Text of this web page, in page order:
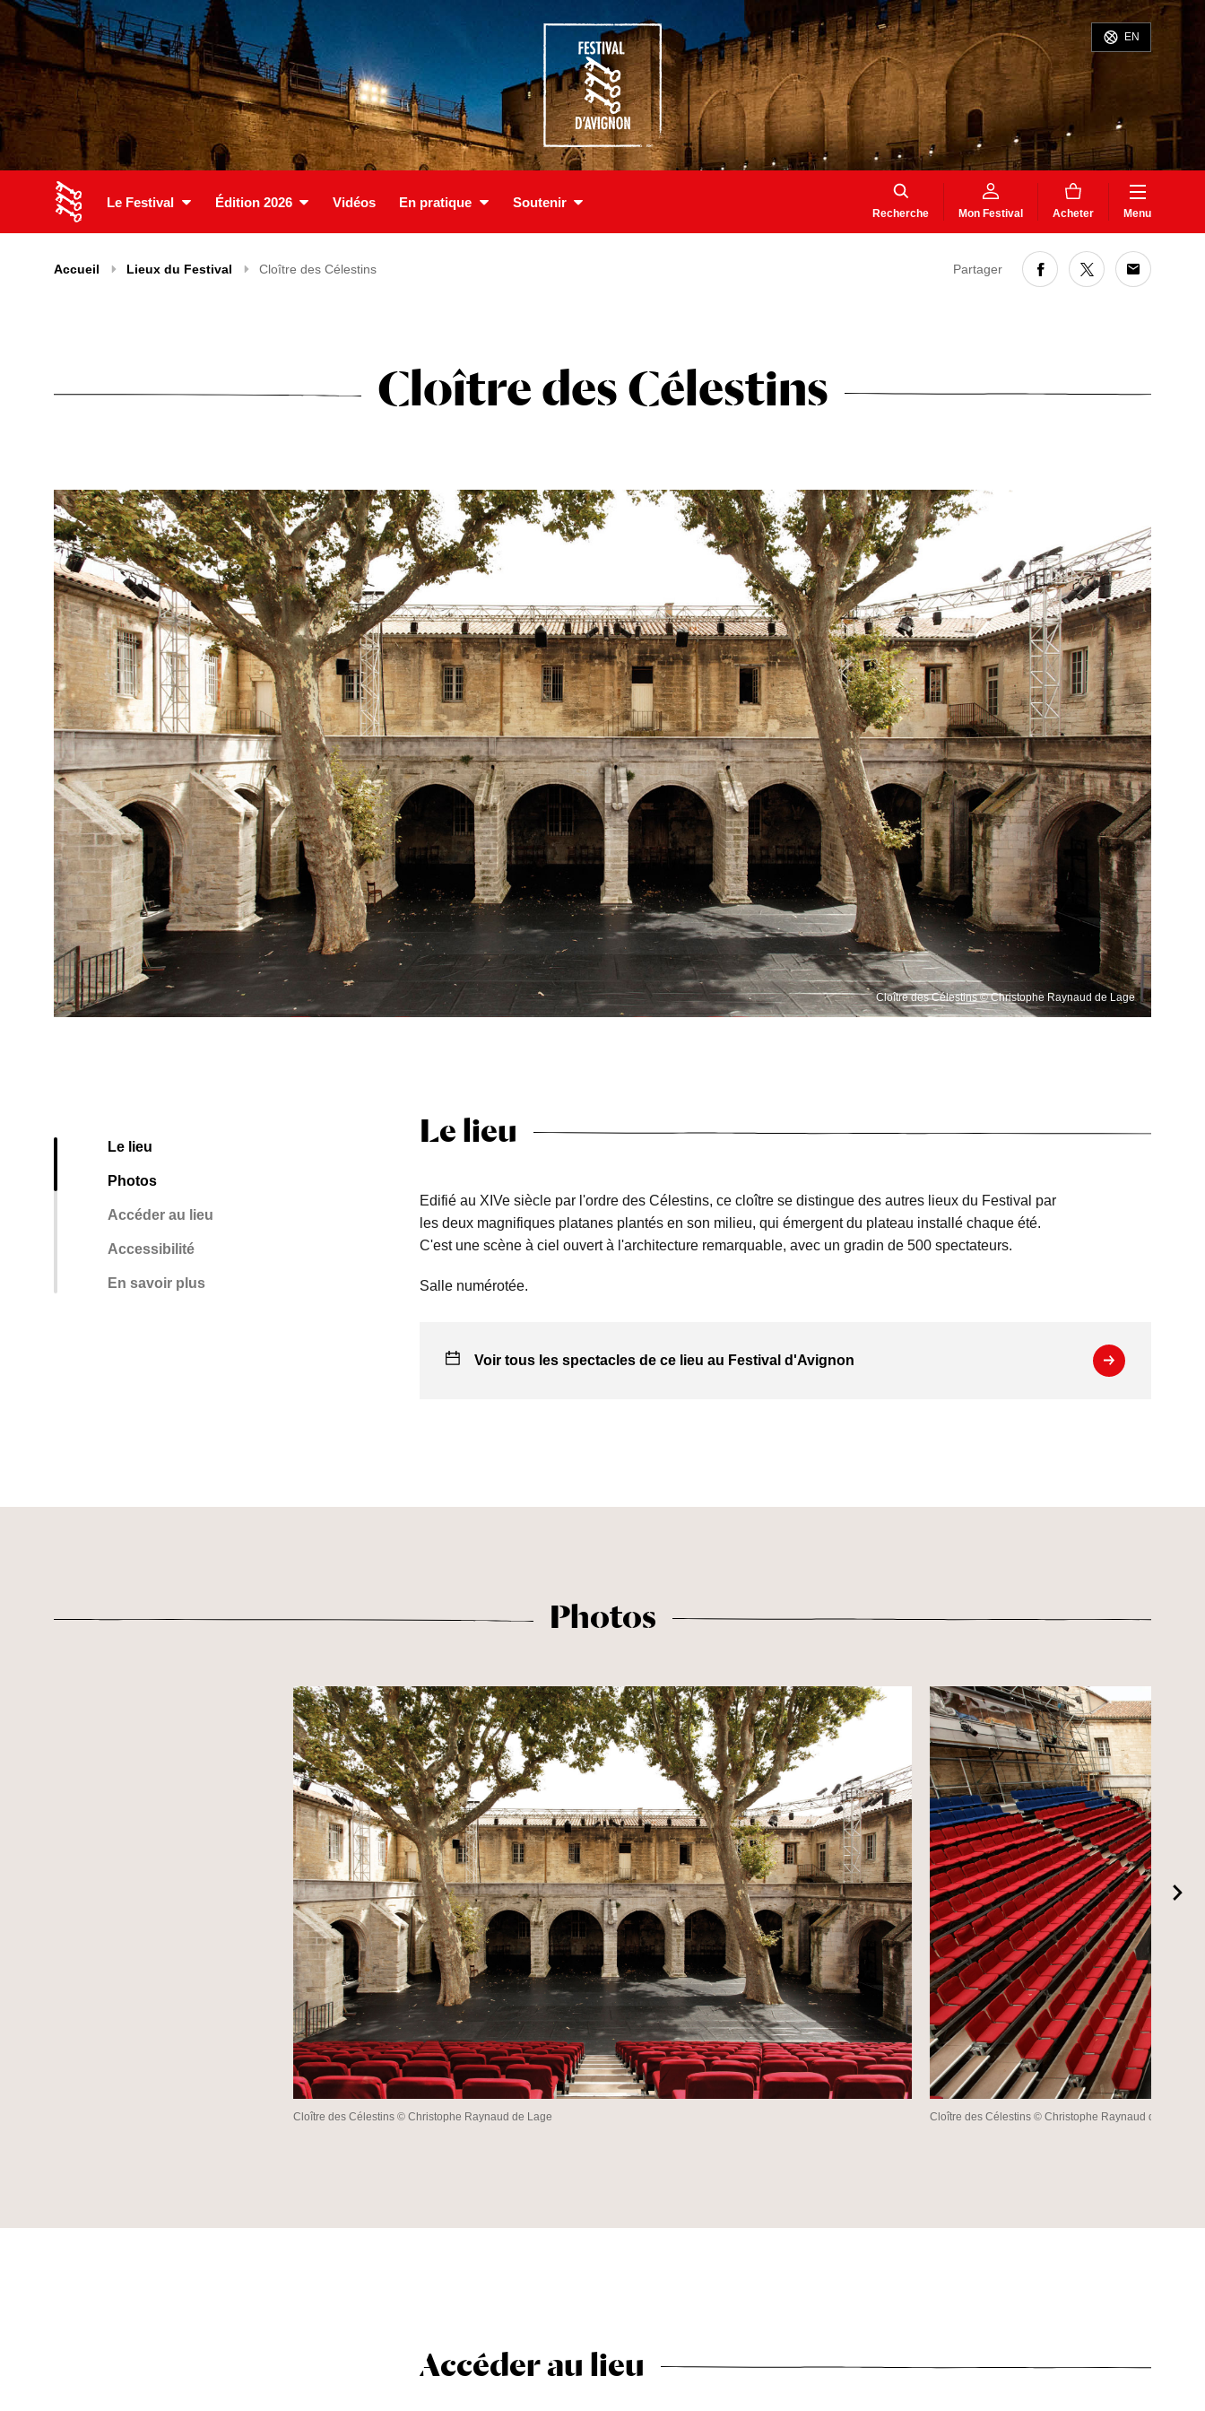
EN
Le Festival Édition 2026 Vidéos En pratique Soutenir
Recherche Mon Festival Acheter Menu
Accueil Lieux du Festival Cloître des Célestins Partager
Cloître des Célestins
Cloître des Célestins © Christophe Raynaud de Lage
Le lieu
Photos
Accéder au lieu
Accessibilité
En savoir plus
Le lieu
Edifié au XIVe siècle par l'ordre des Célestins, ce cloître se distingue des autres lieux du Festival par
les deux magnifiques platanes plantés en son milieu, qui émergent du plateau installé chaque été.
C'est une scène à ciel ouvert à l'architecture remarquable, avec un gradin de 500 spectateurs.
Salle numérotée.
Voir tous les spectacles de ce lieu au Festival d'Avignon
Photos
Cloître des Célestins © Christophe Raynaud de Lage Cloître des Célestins © Christophe Raynaud de Lage
Accéder au lieu